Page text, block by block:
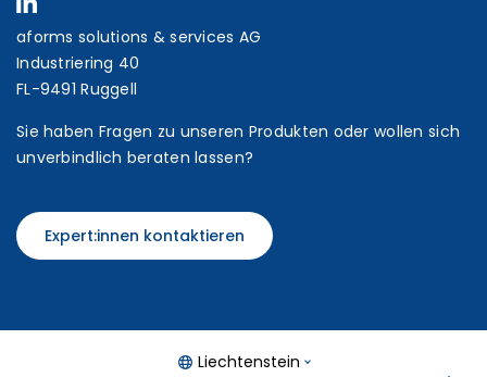
aforms solutions & services AG
Industriering 40
FL-9491 Ruggell
Sie haben Fragen zu unseren Produkten oder wollen sich
unverbindlich beraten lassen?
Expert:innen kontaktieren
Liechtenstein